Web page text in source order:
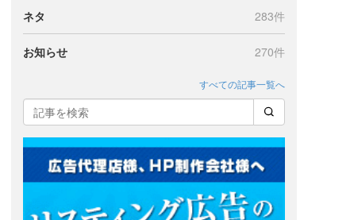
ネタ 283件
お知らせ 270件
すべての記事一覧へ